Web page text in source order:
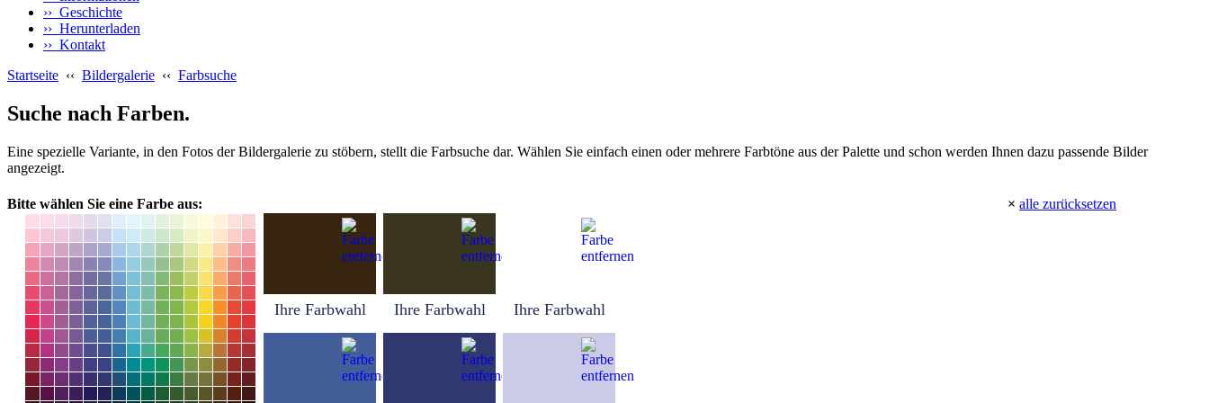
›› Geschichte
›› Herunterladen
›› Kontakt
Startseite ‹‹ Bildergalerie ‹‹ Farbsuche
Suche nach Farben.
Eine spezielle Variante, in den Fotos der Bildergalerie zu stöbern, stellt die Farbsuche dar. Wählen Sie einfach einen oder mehrere Farbtöne aus der Palette und schon werden Ihnen dazu passende Bilder
angezeigt.
× alle zurücksetzen
Bitte wählen Sie eine Farbe aus:
Ihre Farbwahl Ihre Farbwahl Ihre Farbwahl